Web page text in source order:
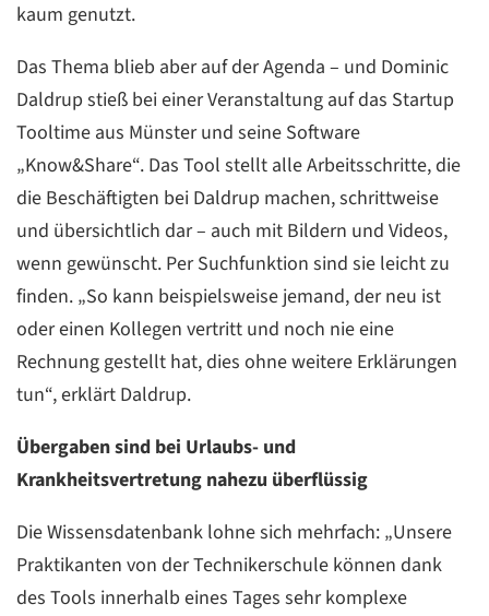
kaum genutzt.
Das Thema blieb aber auf der Agenda – und Dominic
Daldrup stieß bei einer Veranstaltung auf das Startup
Tooltime aus Münster und seine Software
„Know&Share“. Das Tool stellt alle Arbeitsschritte, die
die Beschäftigten bei Daldrup machen, schrittweise
und übersichtlich dar – auch mit Bildern und Videos,
wenn gewünscht. Per Suchfunktion sind sie leicht zu
finden. „So kann beispielsweise jemand, der neu ist
oder einen Kollegen vertritt und noch nie eine
Rechnung gestellt hat, dies ohne weitere Erklärungen
tun“, erklärt Daldrup.
Übergaben sind bei Urlaubs- und
Krankheitsvertretung nahezu überflüssig
Die Wissensdatenbank lohne sich mehrfach: „Unsere
Praktikanten von der Technikerschule können dank
des Tools innerhalb eines Tages sehr komplexe